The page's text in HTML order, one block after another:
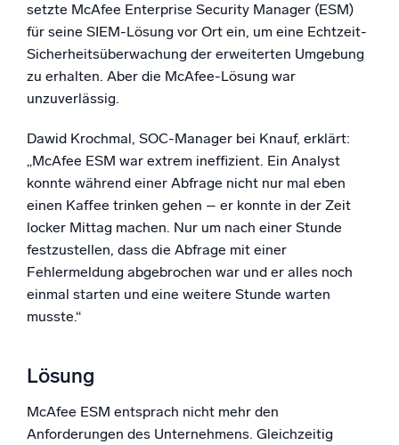
setzte McAfee Enterprise Security Manager (ESM)
für seine SIEM-Lösung vor Ort ein, um eine Echtzeit-
Sicherheitsüberwachung der erweiterten Umgebung
zu erhalten. Aber die McAfee-Lösung war
unzuverlässig.
Dawid Krochmal, SOC-Manager bei Knauf, erklärt:
„McAfee ESM war extrem ineffizient. Ein Analyst
konnte während einer Abfrage nicht nur mal eben
einen Kaffee trinken gehen – er konnte in der Zeit
locker Mittag machen. Nur um nach einer Stunde
festzustellen, dass die Abfrage mit einer
Fehlermeldung abgebrochen war und er alles noch
einmal starten und eine weitere Stunde warten
musste.“
Lösung
McAfee ESM entsprach nicht mehr den
Anforderungen des Unternehmens. Gleichzeitig